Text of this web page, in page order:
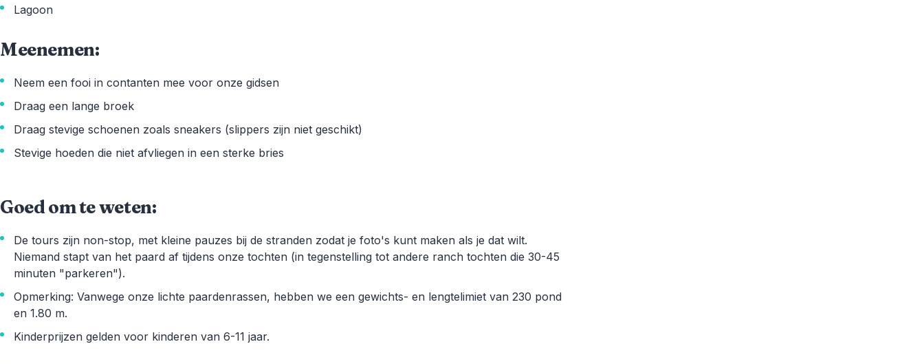
Lagoon
Meenemen:
Neem een fooi in contanten mee voor onze gidsen
Draag een lange broek
Draag stevige schoenen zoals sneakers (slippers zijn niet geschikt)
Stevige hoeden die niet afvliegen in een sterke bries
Goed om te weten:
De tours zijn non-stop, met kleine pauzes bij de stranden zodat je foto's kunt maken als je dat wilt.
Niemand stapt van het paard af tijdens onze tochten (in tegenstelling tot andere ranch tochten die 30-45
minuten "parkeren").
Opmerking: Vanwege onze lichte paardenrassen, hebben we een gewichts- en lengtelimiet van 230 pond
en 1.80 m.
Kinderprijzen gelden voor kinderen van 6-11 jaar.